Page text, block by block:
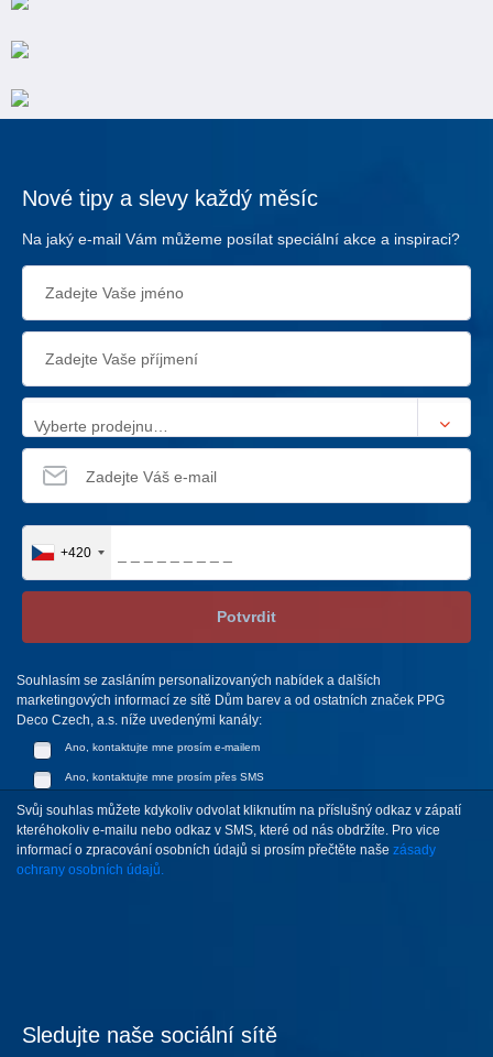
Nové tipy a slevy každý měsíc
Na jaký e-mail Vám můžeme posílat speciální akce a inspiraci?
Vyberte prodejnu…
+420
Potvrdit
Souhlasím se zasláním personalizovaných nabídek a dalších
marketingových informací ze sítě Dům barev a od ostatních značek PPG
Deco Czech, a.s. níže uvedenými kanály:
Ano, kontaktujte mne prosím e-mailem
Ano, kontaktujte mne prosím přes SMS
Svůj souhlas můžete kdykoliv odvolat kliknutím na příslušný odkaz v zápatí
kteréhokoliv e-mailu nebo odkaz v SMS, které od nás obdržíte. Pro vice
informací o zpracování osobních údajů si prosím přečtěte naše zásady
ochrany osobních údajů.
Sledujte naše sociální sítě